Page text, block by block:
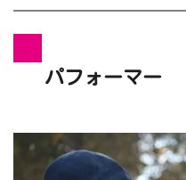
パフォーマー